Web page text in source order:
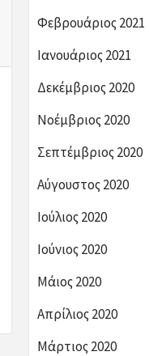
Φεβρουάριος 2021
Ιανουάριος 2021
Δεκέμβριος 2020
Νοέμβριος 2020
Σεπτέμβριος 2020
Αύγουστος 2020
Ιούλιος 2020
Ιούνιος 2020
Μάιος 2020
Απρίλιος 2020
Μάρτιος 2020